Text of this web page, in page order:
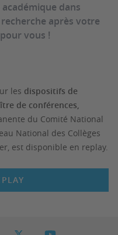
dans
après votre
vous !
les dispositifs de
de conférences,
du Comité National
National des Collèges
est disponible en replay.